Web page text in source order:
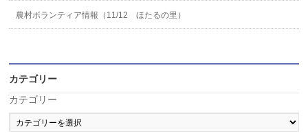
農村ボランティア情報（11/12 ほたるの里）
カテゴリー
カテゴリー